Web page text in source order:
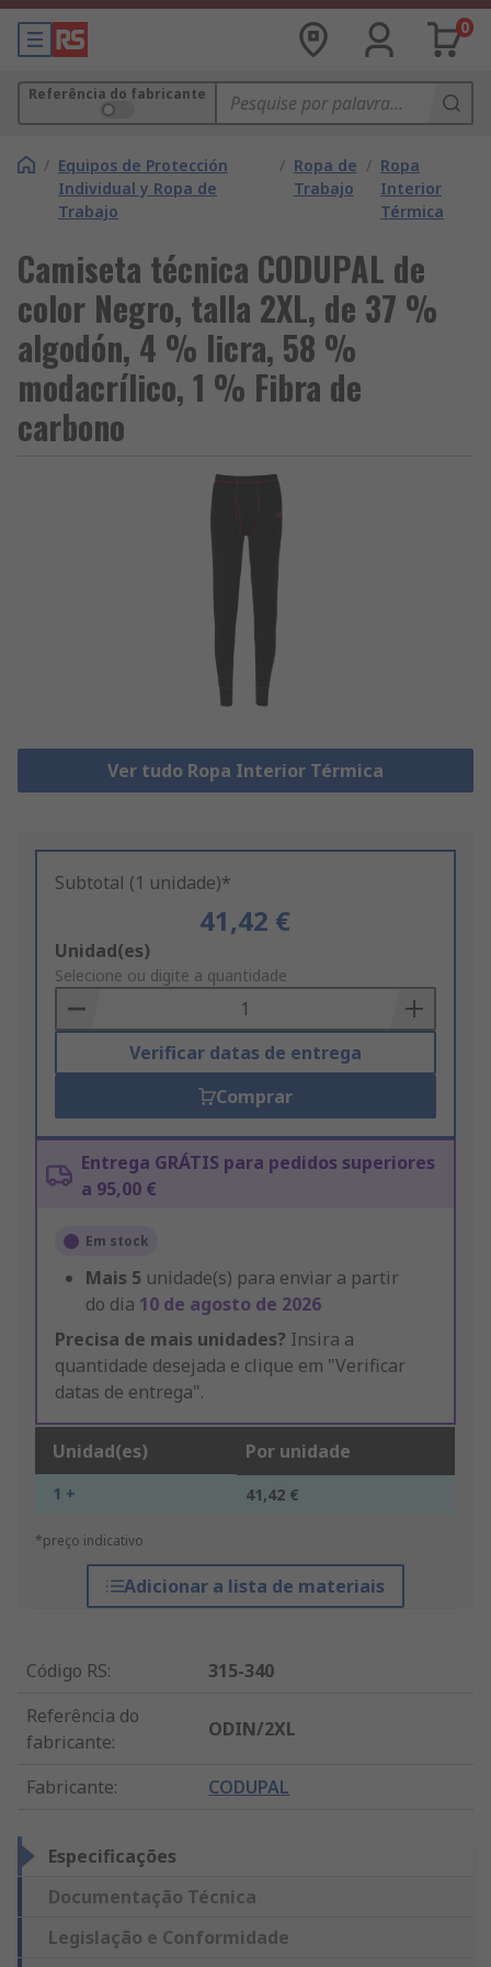
0
Referência do fabricante
/ Equipos de Protección
Individual y Ropa de
Trabajo
/ Ropa de
Trabajo
/ Ropa
Interior
Térmica
Camiseta técnica CODUPAL de
color Negro, talla 2XL, de 37 %
algodón, 4 % licra, 58 %
modacrílico, 1 % Fibra de
carbono
Ver tudo Ropa Interior Térmica
Subtotal (1 unidade)*
41,42 €
Add
to
Basket
Unidad(es)
Selecione ou digite a quantidade
Verificar datas de entrega
Comprar
Entrega GRÁTIS para pedidos superiores
a 95,00 €
Em stock
Mais 5 unidade(s) para enviar a partir
do dia 10 de agosto de 2026
Precisa de mais unidades? Insira a
quantidade desejada e clique em "Verificar
datas de entrega".
Unidad(es) Por unidade
1 + 41,42 €
*preço indicativo
Adicionar a lista de materiais
Código RS:
315-340
Referência do
fabricante:
ODIN/2XL
Fabricante: CODUPAL
Especificações
Documentação Técnica
Legislação e Conformidade